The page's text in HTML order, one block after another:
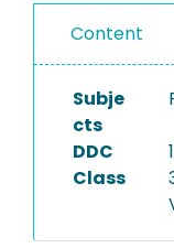
Content
Subje
cts
DDC
Class